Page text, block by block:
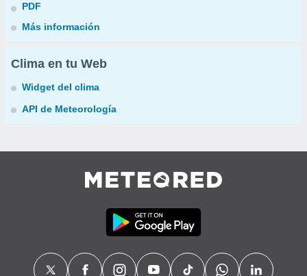
PDF
Más información
Clima en tu Web
Widget del clima
API de Meteorología